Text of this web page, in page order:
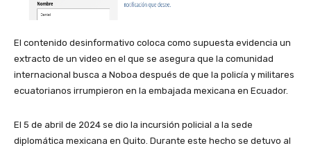
El contenido desinformativo coloca como supuesta evidencia un
extracto de un video en el que se asegura que la comunidad
internacional busca a Noboa después de que la policía y militares
ecuatorianos irrumpieron en la embajada mexicana en Ecuador.
El 5 de abril de 2024 se dio la incursión policial a la sede
diplomática mexicana en Quito. Durante este hecho se detuvo al